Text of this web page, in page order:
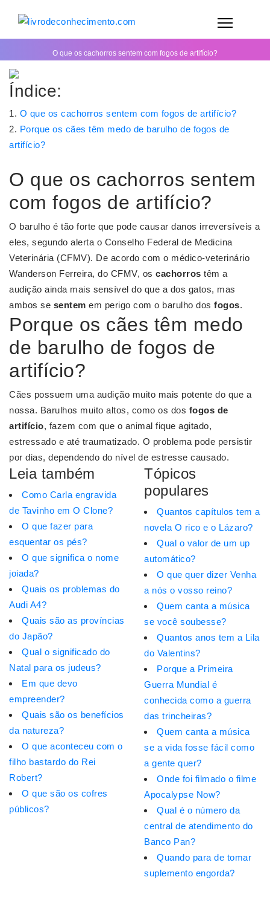
O que os cachorros sentem com fogos de artifício?
Índice:
O que os cachorros sentem com fogos de artifício?
Porque os cães têm medo de barulho de fogos de
artifício?
O que os cachorros sentem
com fogos de artifício?
O barulho é tão forte que pode causar danos irreversíveis a
eles, segundo alerta o Conselho Federal de Medicina
Veterinária (CFMV). De acordo com o médico-veterinário
Wanderson Ferreira, do CFMV, os cachorros têm a
audição ainda mais sensível do que a dos gatos, mas
ambos se sentem em perigo com o barulho dos fogos.
Porque os cães têm medo
de barulho de fogos de
artifício?
Cães possuem uma audição muito mais potente do que a
nossa. Barulhos muito altos, como os dos fogos de
artifício, fazem com que o animal fique agitado,
estressado e até traumatizado. O problema pode persistir
por dias, dependendo do nível de estresse causado.
Leia também
Como Carla engravida
de Tavinho em O Clone?
O que fazer para
esquentar os pés?
O que significa o nome
joiada?
Quais os problemas do
Audi A4?
Quais são as províncias
do Japão?
Qual o significado do
Natal para os judeus?
Em que devo
empreender?
Quais são os benefícios
da natureza?
O que aconteceu com o
filho bastardo do Rei
Robert?
O que são os cofres
públicos?
Tópicos
populares
Quantos capítulos tem a
novela O rico e o Lázaro?
Qual o valor de um up
automático?
O que quer dizer Venha
a nós o vosso reino?
Quem canta a música
se você soubesse?
Quantos anos tem a Lila
do Valentins?
Porque a Primeira
Guerra Mundial é
conhecida como a guerra
das trincheiras?
Quem canta a música
se a vida fosse fácil como
a gente quer?
Onde foi filmado o filme
Apocalypse Now?
Qual é o número da
central de atendimento do
Banco Pan?
Quando para de tomar
suplemento engorda?